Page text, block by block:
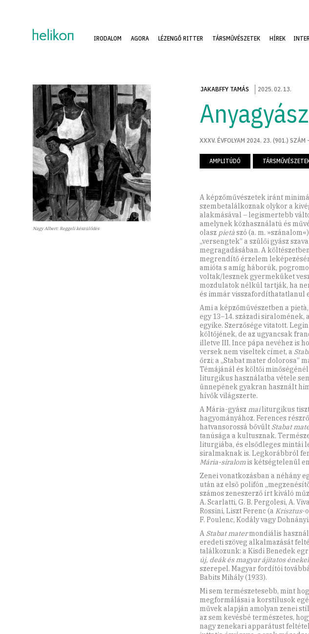
IRODALOM AGORA LÉZENGŐ RITTER TÁRSMŰVÉSZETEK HÍREK
Nagy Albert: Reggeli készülődés
JAKABFFY TAMÁS 2025.02. 13.
Anyagyász
XXXV. ÉVFOLYAM 2024. 23. (901.) SZÁM
AMPLITÚDÓ
A képzőművészetek iránt
szembetalálkoznak olykor a
alakmásával – legismertebb
amelynek közhasználatú és
olasz pietàszó (a. m.
„versengtek” a szülői gyász
megragadásában. A
megrendítő érzelem
amióta s amíg háborúk,
voltak/lesznek gyermeküket
mozdulatok nélkül tartják, ha
és immár visszafordíthatatlanul
Ami a képzőművészetben a
egy 13–14. századi
egyike. Szerzősége vitatott.
költőjének, de az ugyancsak
illetve III. Ince pápa nevéhez is
versek nem viseltek címet, a
őrzi; a „Stabat mater dolorosa”
Témájánál és költői
liturgikus használatba vétele
ünnepének gyakran használt
hívők világszerte.
A Mária-gyász mailiturgikus
hagyományához. Ferences
hatvansorossá bővült Stabat
tanúsága a kultusznak.
liturgiába, és elsődleges mintái
siralmaknak is. Legkorábbról
Mária-siralomis kétségtelenül
Zenei vonatkozásban a néhány
után az első polifón
számos zeneszerző írt kiváló
A. Scarlatti, G. B. Pergolesi, A.
Rossini, Liszt Ferenc (a Krisztus-
F. Poulenc, Kodály vagy Dohnányi.
A Stabat matermondiális
eredeti szöveg alkalmazását
találkozunk: a Kisdi Benedek
új, deák és magyar ájítatos
szerepel. Magyar fordítói
Babits Mihály (1933).
Mi sem természetesebb, mint
megformálásai a korstílusok
művek alapján amolyan zenei
az sem kevésbé természetes,
nagy zenekari apparátust